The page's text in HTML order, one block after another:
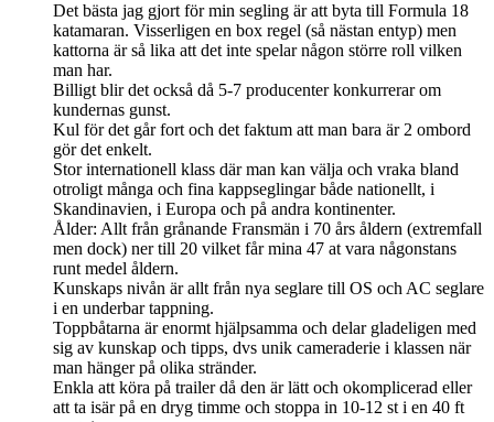
Det bästa jag gjort för min segling är att byta till Formula 18
katamaran. Visserligen en box regel (så nästan entyp) men
kattorna är så lika att det inte spelar någon större roll vilken
man har.
Billigt blir det också då 5-7 producenter konkurrerar om
kundernas gunst.
Kul för det går fort och det faktum att man bara är 2 ombord
gör det enkelt.
Stor internationell klass där man kan välja och vraka bland
otroligt många och fina kappseglingar både nationellt, i
Skandinavien, i Europa och på andra kontinenter.
Ålder: Allt från grånande Fransmän i 70 års åldern (extremfall
men dock) ner till 20 vilket får mina 47 at vara någonstans
runt medel åldern.
Kunskaps nivån är allt från nya seglare till OS och AC seglare
i en underbar tappning.
Toppbåtarna är enormt hjälpsamma och delar gladeligen med
sig av kunskap och tipps, dvs unik cameraderie i klassen när
man hänger på olika stränder.
Enkla att köra på trailer då den är lätt och okomplicerad eller
att ta isär på en dryg timme och stoppa in 10-12 st i en 40 ft